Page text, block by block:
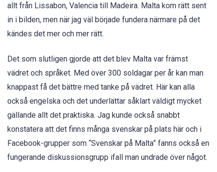
allt från Lissabon, Valencia till Madeira. Malta kom rätt sent
in i bilden, men när jag väl började fundera närmare på det
kändes det mer och mer rätt.
Det som slutligen gjorde att det blev Malta var främst
vädret och språket. Med över 300 soldagar per år kan man
knappast få det bättre med tanke på vädret. Här kan alla
också engelska och det underlättar såklart väldigt mycket
gällande allt det praktiska. Jag kunde också snabbt
konstatera att det finns många svenskar på plats här och i
Facebook-grupper som “Svenskar på Malta” fanns också en
fungerande diskussionsgrupp ifall man undrade över något.